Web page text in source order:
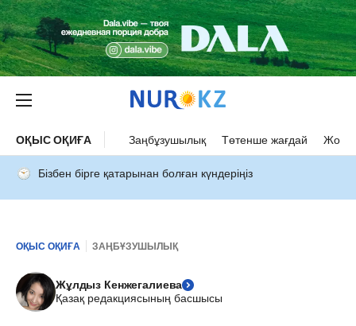
ОҚЫС ОҚИҒА Заңбұзушылық Төтенше жағдай Жол
Бізбен бірге қатарынан болған күндеріңіз
ОҚЫС ОҚИҒА ЗАҢБҰЗУШЫЛЫҚ
Жұлдыз Кенжегалиева
Қазақ редакциясының басшысы